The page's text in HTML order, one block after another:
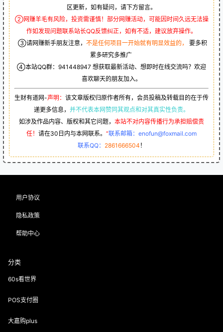
区更新，如有疑问，请下方留言。
②网赚羊毛有风险，投资需谨慎！部分网赚活动，可能因时间久远无法操
作如发现问题联系站长QQ反馈纠正，如有不适，建议放弃操作。
③请网赚新手朋友注意， 不是任何项目一开始就有明显效益的，
要多积
累多研究多推广
④本站QQ群： 941448947 想获取最新活动、想即时在线交流吗？欢迎
喜欢聊天的朋友加入。
生财有道网-声明： 该文章版权归原作者所有，会员投稿及转载目的在于传
递更多信息， 并不代表本网赞同其观点和对其真实性负责。
如涉及作品内容、版权和其它问题， 本站不对内容传播行为承担赔偿责
任！ 请在30日内与本网联系。 “联系邮箱：enofun@foxmail.com
联系QQ： 2861666504 ！
用户协议
隐私政策
帮助中心
分类
60s看世界
POS支付圈
大嘉购plus